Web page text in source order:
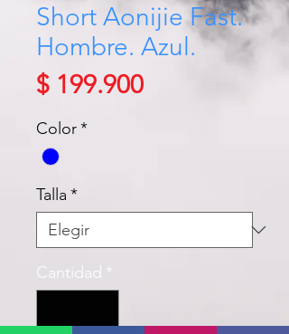
Short Aonijie Fast.
Hombre. Azul.
$ 199.900Precio
Color*
Talla *
Cantidad *